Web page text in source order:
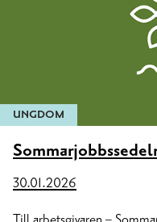
UNGDOM
30.01.2026